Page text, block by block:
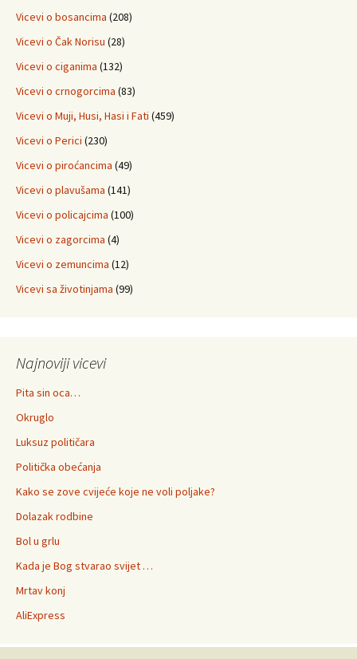
Vicevi o bosancima (208)
Vicevi o Čak Norisu (28)
Vicevi o ciganima (132)
Vicevi o crnogorcima (83)
Vicevi o Muji, Husi, Hasi i Fati (459)
Vicevi o Perici (230)
Vicevi o piroćancima (49)
Vicevi o plavušama (141)
Vicevi o policajcima (100)
Vicevi o zagorcima (4)
Vicevi o zemuncima (12)
Vicevi sa životinjama (99)
Najnoviji vicevi
Pita sin oca…
Okruglo
Luksuz političara
Politička obećanja
Kako se zove cvijeće koje ne voli poljake?
Dolazak rodbine
Bol u grlu
Kada je Bog stvarao svijet …
Mrtav konj
AliExpress